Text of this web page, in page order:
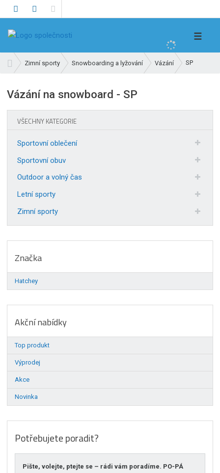
d
a
☰
v
d
Zimní sporty Snowboarding a lyžování Vázání SP
Vázání na snowboard - SP
VŠECHNY KATEGORIE
Sportovní oblečení
Sportovní obuv
Outdoor a volný čas
Letní sporty
Zimní sporty
Značka
Hatchey
Akční nabídky
Top produkt
Výprodej
Akce
Novinka
Potřebujete poradit?
Pište, volejte, ptejte se – rádi vám poradíme. PO-PÁ